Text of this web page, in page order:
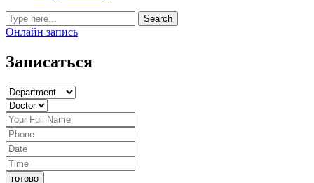
Онлайн запись
Записаться